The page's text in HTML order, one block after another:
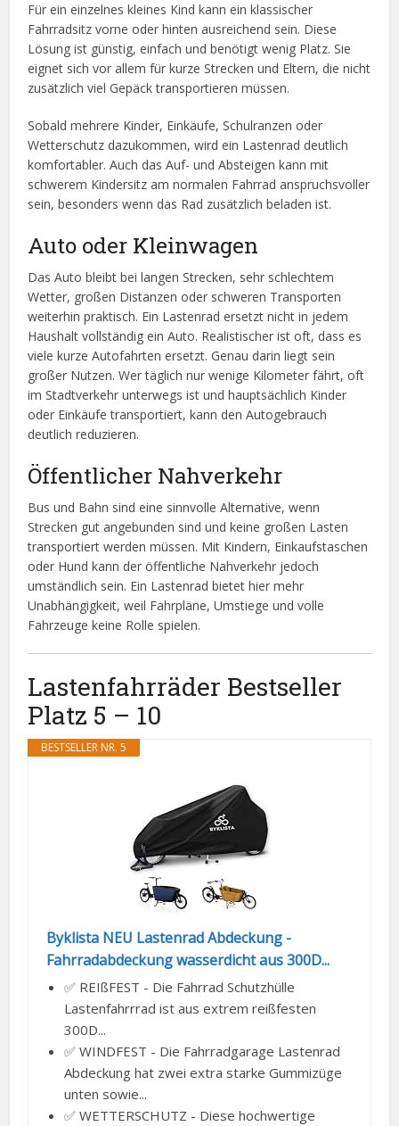
Für ein einzelnes kleines Kind kann ein klassischer
Fahrradsitz vorne oder hinten ausreichend sein. Diese
Lösung ist günstig, einfach und benötigt wenig Platz. Sie
eignet sich vor allem für kurze Strecken und Eltern, die nicht
zusätzlich viel Gepäck transportieren müssen.
Sobald mehrere Kinder, Einkäufe, Schulranzen oder
Wetterschutz dazukommen, wird ein Lastenrad deutlich
komfortabler. Auch das Auf- und Absteigen kann mit
schwerem Kindersitz am normalen Fahrrad anspruchsvoller
sein, besonders wenn das Rad zusätzlich beladen ist.
Auto oder Kleinwagen
Das Auto bleibt bei langen Strecken, sehr schlechtem
Wetter, großen Distanzen oder schweren Transporten
weiterhin praktisch. Ein Lastenrad ersetzt nicht in jedem
Haushalt vollständig ein Auto. Realistischer ist oft, dass es
viele kurze Autofahrten ersetzt. Genau darin liegt sein
großer Nutzen. Wer täglich nur wenige Kilometer fährt, oft
im Stadtverkehr unterwegs ist und hauptsächlich Kinder
oder Einkäufe transportiert, kann den Autogebrauch
deutlich reduzieren.
Öffentlicher Nahverkehr
Bus und Bahn sind eine sinnvolle Alternative, wenn
Strecken gut angebunden sind und keine großen Lasten
transportiert werden müssen. Mit Kindern, Einkaufstaschen
oder Hund kann der öffentliche Nahverkehr jedoch
umständlich sein. Ein Lastenrad bietet hier mehr
Unabhängigkeit, weil Fahrpläne, Umstiege und volle
Fahrzeuge keine Rolle spielen.
Lastenfahrräder Bestseller
Platz 5 – 10
BESTSELLER NR. 5
Byklista NEU Lastenrad Abdeckung -
Fahrradabdeckung wasserdicht aus 300D...
✅ REIßFEST - Die Fahrrad Schutzhülle
Lastenfahrrrad ist aus extrem reißfesten
300D...
✅ WINDFEST - Die Fahrradgarage Lastenrad
Abdeckung hat zwei extra starke Gummizüge
unten sowie...
✅ WETTERSCHUTZ - Diese hochwertige